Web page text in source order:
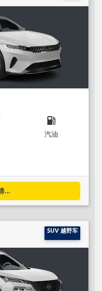
local_gas_station
汽油
...
SUV 越野车